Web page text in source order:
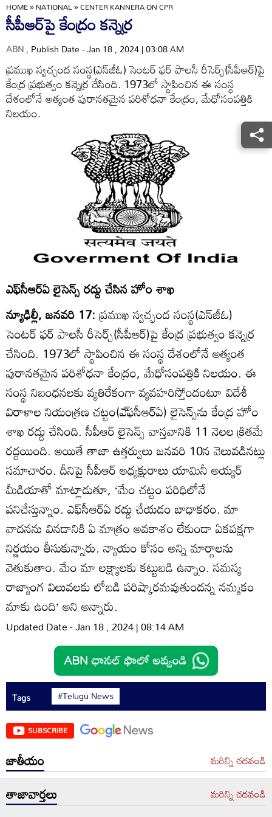
HOME»NATIONAL»CENTER KANNERA ON CPR
సీపీఆర్‌పై కేంద్రం కన్నెర్ర
ABN, Publish Date - Jan 18 , 2024 | 03:08 AM
ప్రముఖ స్వచ్ఛంద సంస్థ(ఎన్‌జీఓ) సెంటర్‌ ఫర్‌ పాలసీ రీసెర్చ్‌(సీపీఆర్‌)పై
కేంద్ర ప్రభుత్వం కన్నెర్ర చేసింది. 1973లో స్థాపించిన ఈ సంస్థ
దేశంలోనే అత్యంత పురానతమైన పరిశోధనా కేంద్రం, మేధోసంపత్తికి
నిలయం.
ఎఫ్‌సీఆర్‌ఏ లైసెన్స్‌ రద్దు చేసిన హోం శాఖ
న్యూఢిల్లీ, జనవరి 17:ప్రముఖ స్వచ్ఛంద సంస్థ(ఎన్‌జీఓ)
సెంటర్‌ ఫర్‌ పాలసీ రీసెర్చ్‌(సీపీఆర్‌)పై కేంద్ర ప్రభుత్వం కన్నెర్ర
చేసింది. 1973లో స్థాపించిన ఈ సంస్థ దేశంలోనే అత్యంత
పురానతమైన పరిశోధనా కేంద్రం, మేధోసంపత్తికి నిలయం. ఈ
సంస్థ నిబంధనలకు వ్యతిరేకంగా వ్యవహరిస్తోందంటూ విదేశీ
విరాళాల నియంత్రణ చట్టం(ఎ్‌ఫసీఆర్‌ఏ) లైసెన్స్‌ను కేంద్ర హోం
శాఖ రద్దు చేసింది. సీపీఆర్‌ లైసెన్స్‌ వాస్తవానికి 11 నెలల క్రితమే
రద్దయింది. అయితే తాజా ఉత్తర్వులు జనవరి 10న వెలువడినట్లు
సమాచారం. దీనిపై సీపీఆర్‌ అధ్యక్షురాలు యామినీ అయ్యర్‌
మీడియాతో మాట్లాడుతూ, ‘మేం చట్టం పరిధిలోనే
పనిచేస్తున్నాం. ఎఫ్‌సీఆర్‌ఏ రద్దు చేయడం బాధాకరం. మా
వాదనను వినడానికి ఏ మాత్రం అవకాశం లేకుండా ఏకపక్షగా
నిర్ణయం తీసుకున్నారు. న్యాయం కోసం అన్ని మార్గాలను
వెతుకుతాం. మేం మా లక్ష్యాలకు కట్టుబడి ఉన్నాం. సమస్య
రాజ్యాంగ విలువలకు లోబడి పరిష్కారమవుతుందన్న నమ్మకం
మాకు ఉంది’ అని అన్నారు.
Updated Date - Jan 18 , 2024 | 08:14 AM
Tags #Telugu News
SUBSCRIBE
జాతీయం మరిన్ని చదవండి
తాజావార్తలు మరిన్ని చదవండి